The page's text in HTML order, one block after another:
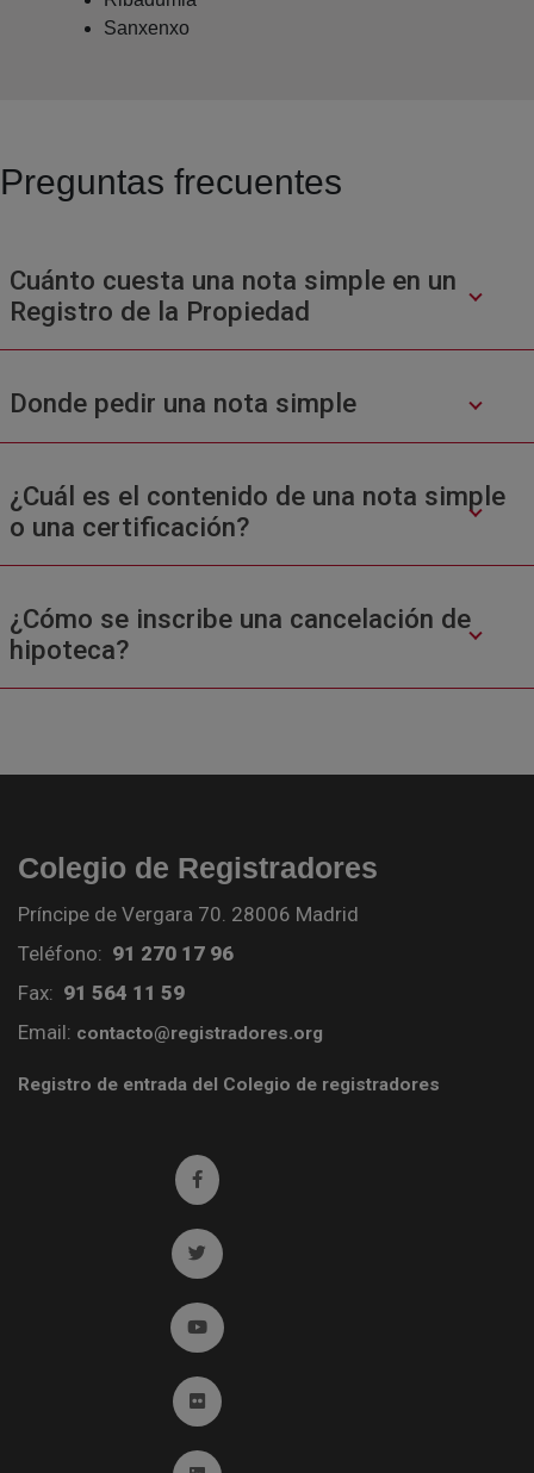
Sanxenxo
Preguntas frecuentes
Cuánto cuesta una nota simple en un
Registro de la Propiedad
Donde pedir una nota simple
¿Cuál es el contenido de una nota simple
o una certificación?
¿Cómo se inscribe una cancelación de
hipoteca?
Colegio de Registradores
Príncipe de Vergara 70. 28006 Madrid
Teléfono: 91 270 17 96
Fax: 91 564 11 59
Email: contacto@registradores.org
Registro de entrada del Colegio de registradores
Ir a facebook (abre en ventana nueva)
Ir a twitter (abre en ventana nueva)
Ir a YouTube (abre en ventana nueva)
Ir a Flickr (abre en ventana nueva)